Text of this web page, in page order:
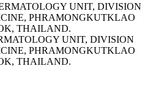
UNIT, DIVISION
PHRAMONGKUTKLAO
THAILAND.
UNIT, DIVISION
PHRAMONGKUTKLAO
THAILAND.